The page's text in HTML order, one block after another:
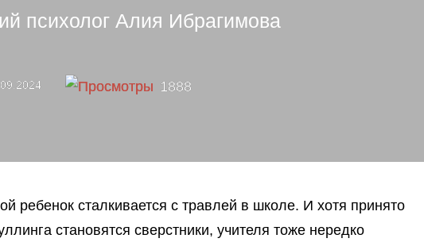
психолог Алия Ибрагимова
1888
ребенок сталкивается с травлей в школе. И хотя принято
становятся сверстники, учителя тоже нередко